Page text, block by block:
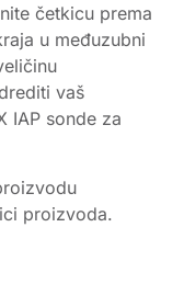
četkicu prema
u međuzubni
vaš
IAP sonde za
proizvoda.